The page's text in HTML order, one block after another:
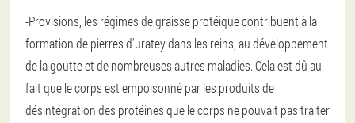
-Provisions, les régimes de graisse protéique contribuent à la
formation de pierres d'uratey dans les reins, au développement
de la goutte et de nombreuses autres maladies. Cela est dû au
fait que le corps est empoisonné par les produits de
désintégration des protéines que le corps ne pouvait pas traiter